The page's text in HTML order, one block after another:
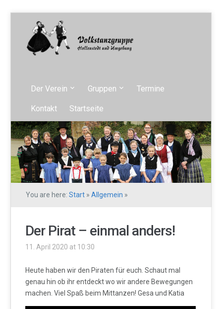
Der Verein Gruppen Termine
Kontakt Startseite
You are here:Start »Allgemein »
Der Pirat – einmal anders!
11. April 2020 at 10:30
Heute haben wir den Piraten für euch. Schaut mal
genau hin ob ihr entdeckt wo wir andere Bewegungen
machen. Viel Spaß beim Mittanzen! Gesa und Katia